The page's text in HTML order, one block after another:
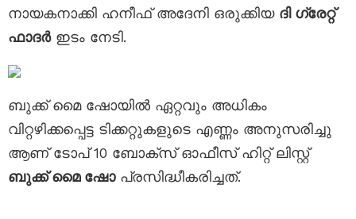
നായകനാക്കി ഹനീഫ് അദേനി ഒരുക്കിയ ദി ഗ്രേറ്റ്
ഫാദർഇടം നേടി.
ബുക്ക് മൈ ഷോയിൽ ഏറ്റവും അധികം
വിറ്റഴിക്കപ്പെട്ട ടിക്കറ്റുകളുടെ എണ്ണം അനുസരിച്ചു
ആണ് ടോപ് 10 ബോക്സ്‌ ഓഫീസ് ഹിറ്റ്‌ ലിസ്റ്റ്
ബുക്ക് മൈ ഷോപ്രസിദ്ധീകരിച്ചത്.